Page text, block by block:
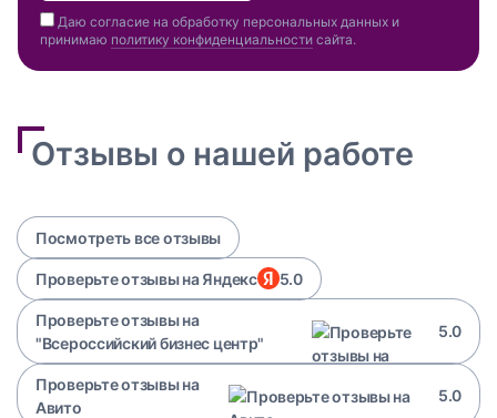
Даю согласие на обработку персональных данных и
принимаю политику конфиденциальности сайта.
Отзывы о нашей работе
Посмотреть все отзывы
Проверьте отзывы на Яндекс 5.0
Проверьте отзывы на
"Всероссийский бизнес центр"
5.0
Проверьте отзывы на
Авито
5.0